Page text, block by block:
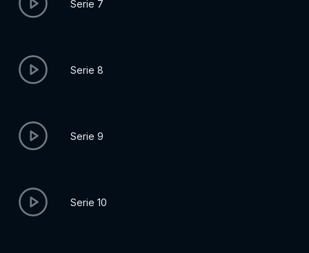
Serie 7
Serie 8
Serie 9
Serie 10